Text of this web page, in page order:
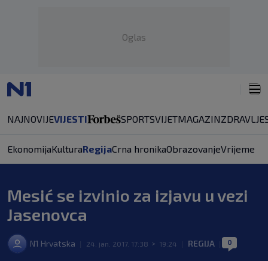
Oglas
NAJNOVIJEVIJESTI SPORTSVIJETMAGAZINZDRAVLJE
EkonomijaKulturaRegijaCrna hronikaObrazovanjeVrijeme
Mesić se izvinio za izjavu u vezi
Jasenovca
N1 Hrvatska 24. jan. 2017. 17:38 > 19:24 REGIJA 0